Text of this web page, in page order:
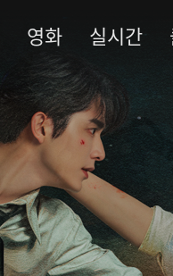
영화 실시간